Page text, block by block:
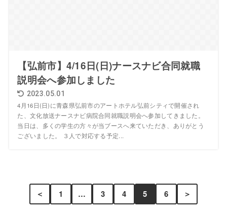
【弘前市】4/16日(日)ナースナビ合同就職
説明会へ参加しました
2023.05.01
4月16日(日)に青森県弘前市のアートホテル弘前シティで開催され
た、文化放送ナースナビ病院合同就職説明会へ参加してきました。
当日は、多くの学生の方々が当ブースへ来ていただき、ありがとう
ございました。 ３人で対応する予定...
＜ 1 … 3 4 5 6 ＞